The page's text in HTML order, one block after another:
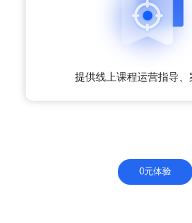
提供线上课程运营指导、
0元体验